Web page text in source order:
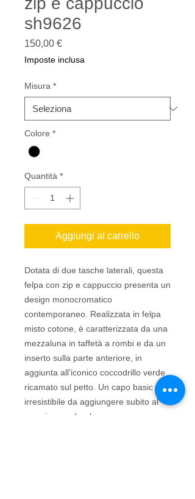
sh9626
150,00 €Prezzo
Imposte inclusa
Misura *
Colore *
Quantità *
Aggiungi al carrello
Dotata di due tasche laterali, questa
felpa con zip e cappuccio presenta un
design monocromatico
contemporaneo. Realizzata in felpa
misto cotone, è caratterizzata da una
mezzaluna in taffetà a rombi e da un
inserto sulla parte anteriore, in
aggiunta all’iconico coccodrillo verde
ricamato sul petto. Un capo basic
irresistibile da aggiungere subito al
proprio guardaroba.